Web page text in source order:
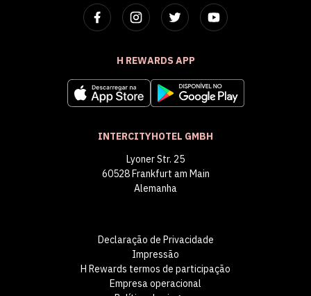
H REWARDS APP
INTERCITYHOTEL GMBH
Lyoner Str. 25
60528 Frankfurt am Main
Alemanha
Declaração de Privacidade
Impressão
H Rewards termos de participação
Empresa operacional